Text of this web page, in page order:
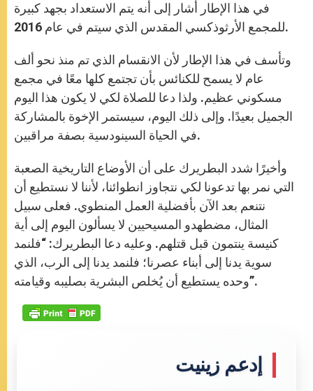
في هذا الإطار أشار إلى أنه يتم الاستعداد بجهد كبيرة
للمجمع الأرثوذكسي المقدس الذي سيتم في عام 2016.
وتأسف في هذا الإطار لأن الانقسام الذي تم منذ نحو ألف
عام لا يسمح للكنائس بأن تجتمع كلها معًا في مجمع
مسكوني عظيم. ولذا دعا للصلاة لكي لا يكون هذا اليوم
الجميل بعيدًا. وإلى ذلك اليوم، سيستمر الإخوة بالمشاركة
في الحياة السينودسية بصفة مراقبين.
وأخيرًا شدد البطريرك على أن الأوضاع التاريخية الصعبة
التي نمر بها تدعونا لكي نتجاوز انطوائنا، لأننا لا نستطيع أن
نتنعم بعد الآن بأفضلية العمل المنطوي. فعلى سبيل
المثال، مضطهدو المسيحيين لا يسألون اليوم إلى أية
كنيسة ينتمون قبل قتلهم. وعليه دعا البطريرك: “فلنمد
سوية يدنا إلى أبناء عصرنا؛ فلنمد يدنا إلى الرب، الذي
وحده يستطيع أن يُخلص البشرية بصليبه وقيامته”.
إدعم زينيت